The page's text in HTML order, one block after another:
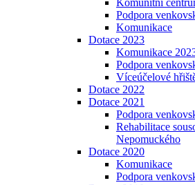
Komunitní
Podpora
Komunikace
Dotace 2023
Komunikace
Podpora
Víceúčelové
Dotace 2022
Dotace 2021
Podpora
Rehabilitace
Nepomuckého
Dotace 2020
Komunikace
Podpora